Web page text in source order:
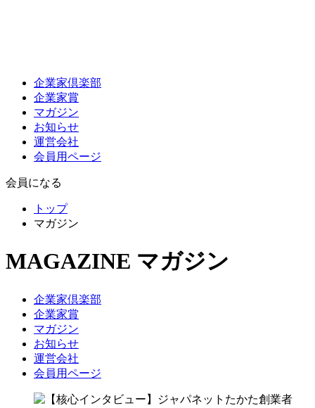
企業家倶楽部
企業家賞
マガジン
お知らせ
運営会社
会員用ページ
会員になる
トップ
マガジン
MAGAZINE マガジン
企業家倶楽部
企業家賞
マガジン
お知らせ
運営会社
会員用ページ